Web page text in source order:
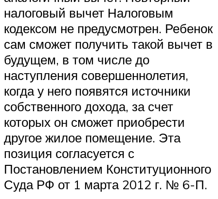
налоговый вычет Налоговым
кодексом не предусмотрен. Ребенок
сам сможет получить такой вычет в
будущем, в том числе до
наступления совершеннолетия,
когда у него появятся источники
собственного дохода, за счет
которых он сможет приобрести
другое жилое помещение. Эта
позиция согласуется с
Постановлением Конституционного
Суда РФ от 1 марта 2012 г. № 6-П.